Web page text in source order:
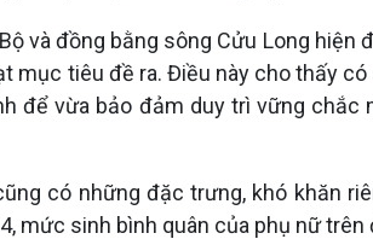
và đồng bằng sông Cửu Long
mục tiêu đề ra. Điều này cho thấy
để vừa bảo đảm duy trì vững
có những đặc trưng, khó khăn
mức sinh bình quân của phụ nữ trên